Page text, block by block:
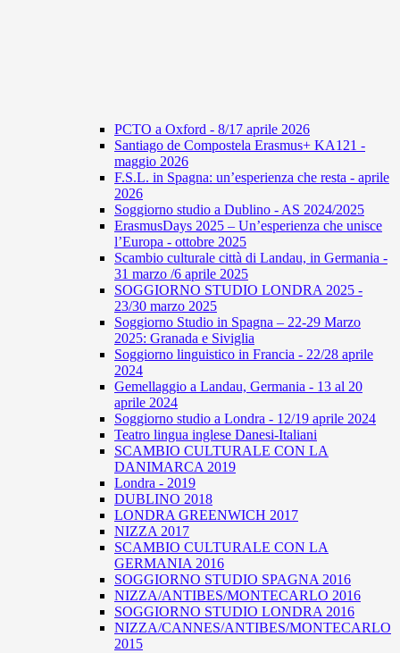
PCTO a Oxford - 8/17 aprile 2026
Santiago de Compostela Erasmus+ KA121 -
maggio 2026
F.S.L. in Spagna: un’esperienza che resta - aprile
2026
Soggiorno studio a Dublino - AS 2024/2025
ErasmusDays 2025 – Un’esperienza che unisce
l’Europa - ottobre 2025
Scambio culturale città di Landau, in Germania -
31 marzo /6 aprile 2025
SOGGIORNO STUDIO LONDRA 2025 -
23/30 marzo 2025
Soggiorno Studio in Spagna – 22-29 Marzo
2025: Granada e Siviglia
Soggiorno linguistico in Francia - 22/28 aprile
2024
Gemellaggio a Landau, Germania - 13 al 20
aprile 2024
Soggiorno studio a Londra - 12/19 aprile 2024
Teatro lingua inglese Danesi-Italiani
SCAMBIO CULTURALE CON LA
DANIMARCA 2019
Londra - 2019
DUBLINO 2018
LONDRA GREENWICH 2017
NIZZA 2017
SCAMBIO CULTURALE CON LA
GERMANIA 2016
SOGGIORNO STUDIO SPAGNA 2016
NIZZA/ANTIBES/MONTECARLO 2016
SOGGIORNO STUDIO LONDRA 2016
NIZZA/CANNES/ANTIBES/MONTECARLO
2015